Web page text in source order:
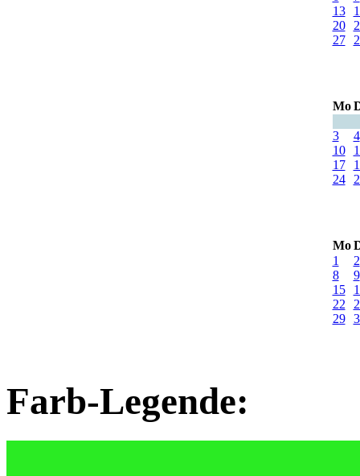
13
20
27
Mo
3
4
10
17
24
Mo
1
2
8
9
15
22
29
Farb-Legende: